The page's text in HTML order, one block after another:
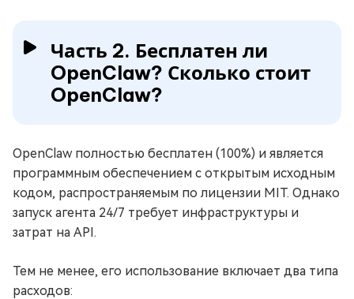
Часть 2. Бесплатен ли
OpenClaw? Сколько стоит
OpenClaw?
OpenClaw полностью бесплатен (100%) и является
программным обеспечением с открытым исходным
кодом, распространяемым по лицензии MIT. Однако
запуск агента 24/7 требует инфраструктуры и
затрат на API.
Тем не менее, его использование включает два типа
расходов: